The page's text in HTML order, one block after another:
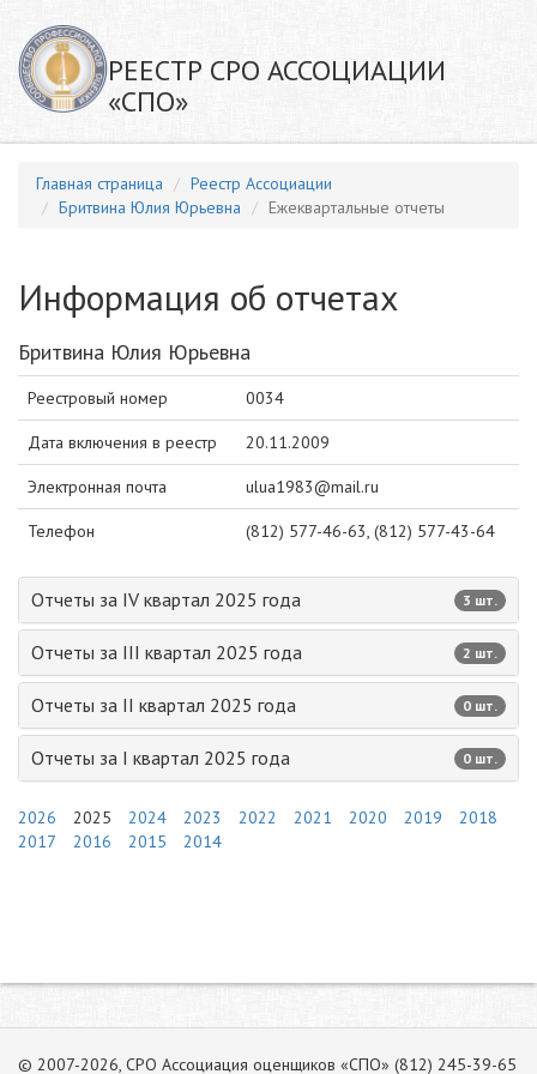
РЕЕСТР СРО АССОЦИАЦИИ
«СПО»
Главная страница
Реестр Ассоциации
Бритвина Юлия Юрьевна
Ежеквартальные отчеты
Информация об отчетах
Бритвина Юлия Юрьевна
Реестровый номер 0034
Дата включения в реестр 20.11.2009
Электронная почта ulua1983@mail.ru
Телефон (812) 577-46-63, (812) 577-43-64
Отчеты за IV квартал 2025 года 3 шт.
Отчеты за III квартал 2025 года 2 шт.
Отчеты за II квартал 2025 года 0 шт.
Отчеты за I квартал 2025 года 0 шт.
2026 2025 2024 2023 2022 2021 2020 2019
2018
2017
2016 2015 2014
© 2007-2026, СРО Ассоциация оценщиков «СПО» (812) 245-39-65